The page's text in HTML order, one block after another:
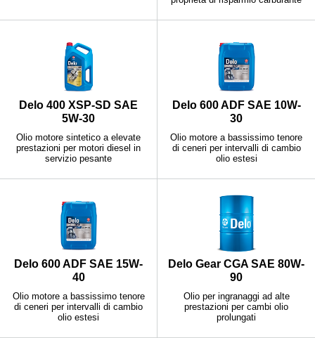
Delo 400 XSP-SD SAE
5W-30
Olio motore sintetico a elevate
prestazioni per motori diesel in
servizio pesante
Delo 600 ADF SAE 10W-
30
Olio motore a bassissimo tenore
di ceneri per intervalli di cambio
olio estesi
Delo 600 ADF SAE 15W-
40
Olio motore a bassissimo tenore
di ceneri per intervalli di cambio
olio estesi
Delo Gear CGA SAE 80W-
90
Olio per ingranaggi ad alte
prestazioni per cambi olio
prolungati